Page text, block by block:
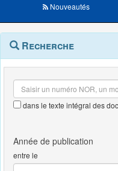
Nouveautés
Navigation
outils
Menu
contextuel
Recherche
dans le texte intégral des
entre le